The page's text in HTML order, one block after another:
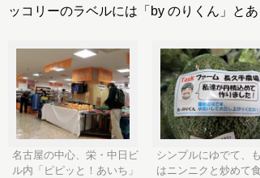
ッコリーのラベルには「by のりくん」とあ
名古屋の中心、栄・中日ビ
ル内「ピピッと！あいち」
シンプルにゆでて、
はニンニクと炒めて